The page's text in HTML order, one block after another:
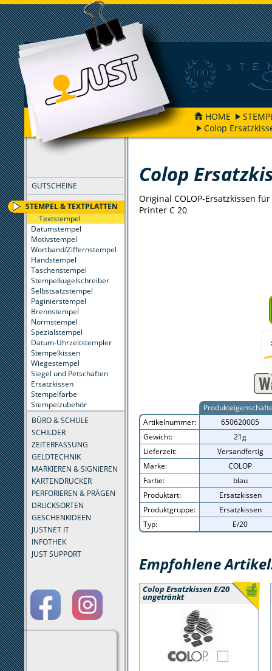
HOME
Colop
GUTSCHEINE
STEMPEL & TEXTPLATTEN
Textstempel
Datumstempel
Motivstempel
Wortband/Ziffernstempel
Handstempel
Taschenstempel
Stempelkugelschreiber
Selbstsatzstempel
Paginierstempel
Brennstempel
Normstempel
Spezialstempel
Datum-Uhrzeitstempler
Stempelkissen
Wiegestempel
Siegel und Petschaften
Ersatzkissen
Stempelfarbe
Stempelzubehör
BÜRO & SCHULE
SCHILDER
ZEITERFASSUNG
GELDTECHNIK
MARKIEREN & SIGNIEREN
KARTENDRUCKER
PERFORIEREN & PRÄGEN
DRUCKSORTEN
GESCHENKIDEEN
JUSTNET IT
INFOTHEK
JUST SUPPORT
FILTER
Colop
Original COLOP-Ersatzkissen
Printer C 20
Artikelnummer:
650620005
Gewicht:
21g
Lieferzeit:
Versandfertig
Marke:
COLOP
Farbe:
blau
Produktart:
Ersatzkissen
Produktgruppe:
Ersatzkissen
Typ:
E/20
Empfohlene
Colop Ersatzkissen E/20
ungetränkt